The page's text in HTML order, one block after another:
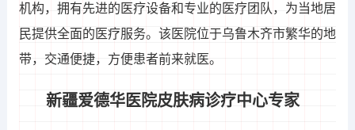
机构，拥有先进的医疗设备和专业的医疗团队，为当地居
民提供全面的医疗服务。该医院位于乌鲁木齐市繁华的地
带，交通便捷，方便患者前来就医。
新疆爱德华医院皮肤病诊疗中心专家